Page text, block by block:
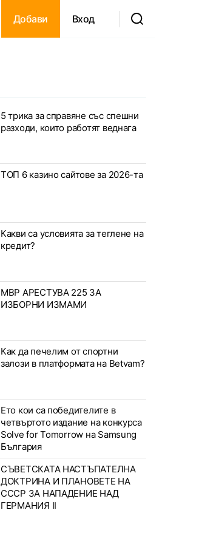
Добави Вход
5 трика за справяне със спешни
разходи, които работят веднага
ТОП 6 казино сайтове за 2026-та
Какви са условията за теглене на
кредит?
МВР АРЕСТУВА 225 ЗА
ИЗБОРНИ ИЗМАМИ
Как да печелим от спортни
залози в платформата на Betvam?
Ето кои са победителите в
четвъртото издание на конкурса
Solve for Tomorrow на Samsung
България
СЪВЕТСКАТА НАСТЪПАТЕЛНА
ДОКТРИНА И ПЛАНОВЕТЕ НА
СССР ЗА НАПАДЕНИЕ НАД
ГЕРМАНИЯ II